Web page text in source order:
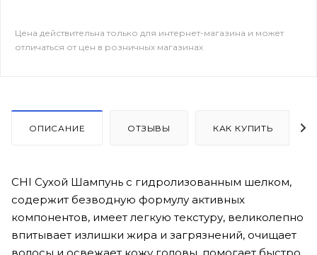
Цена действительна только для интернет-магазина и может
отличаться от цен в розничных магазинах
ОПИСАНИЕ ОТЗЫВЫ КАК КУПИТЬ
CHI Сухой Шампунь c гидролизованным шелком,
содержит безводную формулу активных
компонентов, имеет легкую текстуру, великолепно
впитывает излишки жира и загрязнений, очищает